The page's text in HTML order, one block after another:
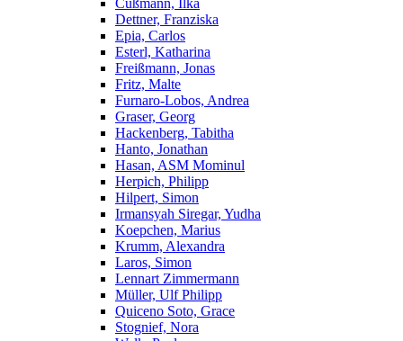
Cußmann, Ilka
Dettner, Franziska
Epia, Carlos
Esterl, Katharina
Freißmann, Jonas
Fritz, Malte
Furnaro-Lobos, Andrea
Graser, Georg
Hackenberg, Tabitha
Hanto, Jonathan
Hasan, ASM Mominul
Herpich, Philipp
Hilpert, Simon
Irmansyah Siregar, Yudha
Koepchen, Marius
Krumm, Alexandra
Laros, Simon
Lennart Zimmermann
Müller, Ulf Philipp
Quiceno Soto, Grace
Stognief, Nora